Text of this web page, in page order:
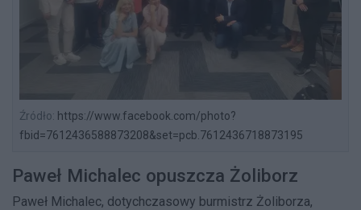
Źródło: https://www.facebook.com/photo?
fbid=7612436588873208&set=pcb.7612436718873195
Paweł Michalec opuszcza Żoliborz
Paweł Michalec, dotychczasowy burmistrz Żoliborza,